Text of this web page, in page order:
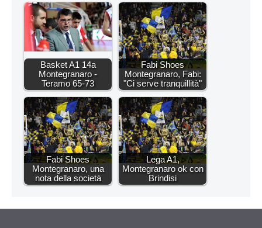
Basket A1 14a
Montegranaro -
Teramo 65-73
Fabi Shoes
Montegranaro, Fabi:
"Ci serve tranquillità"
Fabi Shoes
Montegranaro, una
nota della società
Lega A1,
Montegranaro ok con
Brindisi